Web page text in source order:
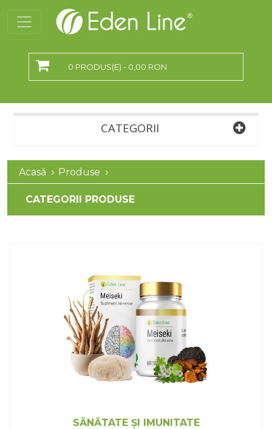
0 PRODUS(E) - 0,00 RON
CATEGORII
Acasă Produse
CATEGORII PRODUSE
SĂNĂTATE ȘI IMUNITATE